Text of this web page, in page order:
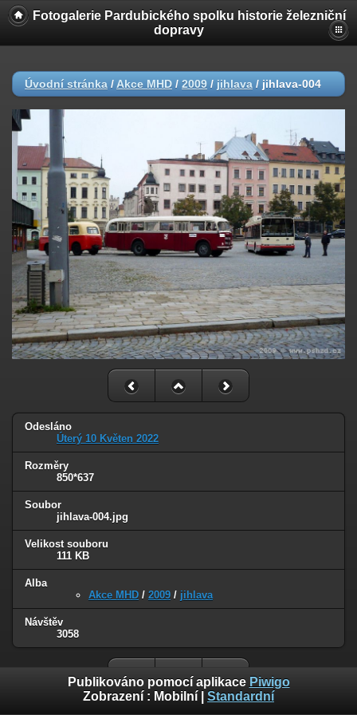
Fotogalerie Pardubického spolku historie železniční
dopravy
Úvodní stránka / Akce MHD / 2009 / jihlava / jihlava-004
Odesláno
Úterý 10 Květen 2022
Rozměry
850*637
Soubor
jihlava-004.jpg
Velikost souboru
111 KB
Alba
Akce MHD / 2009 / jihlava
Návštěv
3058
Publikováno pomocí aplikace Piwigo
Zobrazení : Mobilní Standardní